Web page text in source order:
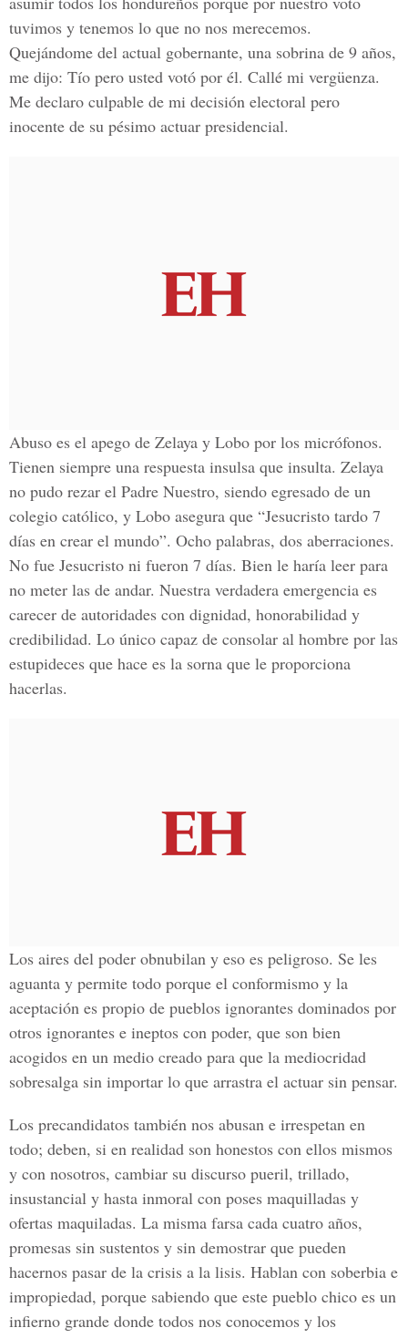
tuvimos y tenemos lo que no nos merecemos.
Quejándome del actual gobernante, una sobrina de 9 años,
me dijo: Tío pero usted votó por él. Callé mi vergüenza.
Me declaro culpable de mi decisión electoral pero
inocente de su pésimo actuar presidencial.
Abuso es el apego de Zelaya y Lobo por los micrófonos.
Tienen siempre una respuesta insulsa que insulta. Zelaya
no pudo rezar el Padre Nuestro, siendo egresado de un
colegio católico, y Lobo asegura que “Jesucristo tardo 7
días en crear el mundo”. Ocho palabras, dos aberraciones.
No fue Jesucristo ni fueron 7 días. Bien le haría leer para
no meter las de andar. Nuestra verdadera emergencia es
carecer de autoridades con dignidad, honorabilidad y
credibilidad. Lo único capaz de consolar al hombre por las
estupideces que hace es la sorna que le proporciona
hacerlas.
Los aires del poder obnubilan y eso es peligroso. Se les
aguanta y permite todo porque el conformismo y la
aceptación es propio de pueblos ignorantes dominados por
otros ignorantes e ineptos con poder, que son bien
acogidos en un medio creado para que la mediocridad
sobresalga sin importar lo que arrastra el actuar sin pensar.
Los precandidatos también nos abusan e irrespetan en
todo; deben, si en realidad son honestos con ellos mismos
y con nosotros, cambiar su discurso pueril, trillado,
insustancial y hasta inmoral con poses maquilladas y
ofertas maquiladas. La misma farsa cada cuatro años,
promesas sin sustentos y sin demostrar que pueden
hacernos pasar de la crisis a la lisis. Hablan con soberbia e
impropiedad, porque sabiendo que este pueblo chico es un
infierno grande donde todos nos conocemos y los